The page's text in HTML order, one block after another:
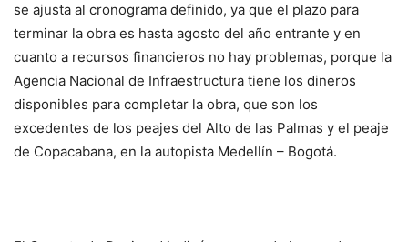
se ajusta al cronograma definido, ya que el plazo para
terminar la obra es hasta agosto del año entrante y en
cuanto a recursos financieros no hay problemas, porque la
Agencia Nacional de Infraestructura tiene los dineros
disponibles para completar la obra, que son los
excedentes de los peajes del Alto de las Palmas y el peaje
de Copacabana, en la autopista Medellín – Bogotá.